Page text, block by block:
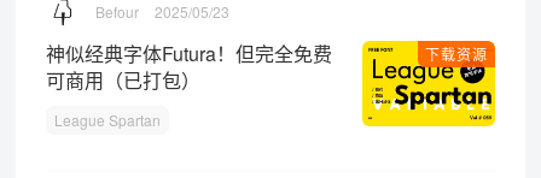
Befour 2025/05/23
下载资源
神似经典字体Futura！但完全免费
可商用（已打包）
League Spartan